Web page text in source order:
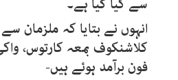
انہوں نے بتایا کہ ملزمان
کلاشنکوف بمعہ کارتوس،
فون برآمد ہوئے ہیں-